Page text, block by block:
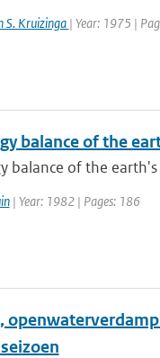
S. Kruizinga | Year: 1975 |
balance of the
balance of the
| Year: 1982 | Pages: 186